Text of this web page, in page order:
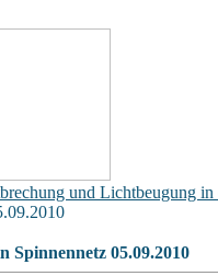
und Lichtbeugung in
Spinnennetz 05.09.2010